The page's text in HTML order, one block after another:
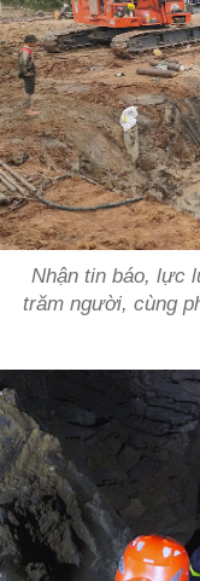
Nhận tin báo, lực
trăm người, cùng